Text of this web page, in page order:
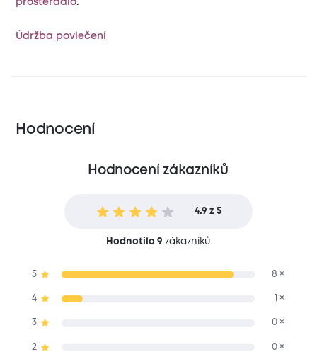
prostěradlo.
Údržba povlečení
Hodnocení
Hodnocení zákazníků
4.9 z 5
Hodnotilo 9 zákazníků
5 8 ×
4 1 ×
3 0 ×
2 0 ×